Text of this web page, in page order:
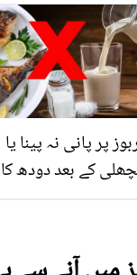
اور اینٹی
بھرپور اس سبزی
پر پانی نہ پینا یا
کے بعد دودھ کا
حقیقت کیا ہے اور افواہ